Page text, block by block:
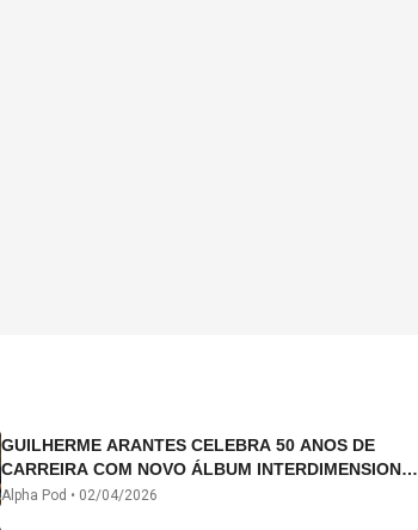
GUILHERME ARANTES CELEBRA 50 ANOS DE
CARREIRA COM NOVO ÁLBUM INTERDIMENSIONAL
E TURNÊ “50 ANOS-LUZ”
Alpha Pod • 02/04/2026